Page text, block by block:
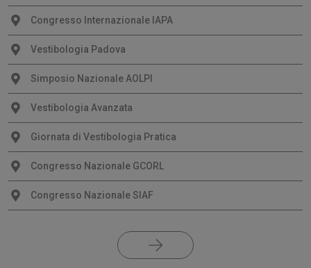
Congresso Internazionale IAPA
Vestibologia Padova
Simposio Nazionale AOLPI
Vestibologia Avanzata
Giornata di Vestibologia Pratica
Congresso Nazionale GCORL
Congresso Nazionale SIAF